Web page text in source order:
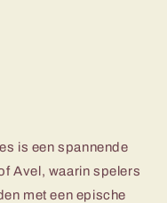
is een spannende
Avel, waarin spelers
met een epische